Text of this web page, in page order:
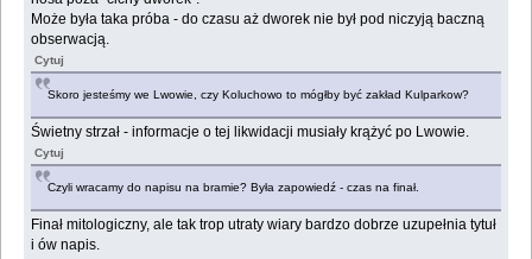
Może była taka próba - do czasu aż dworek nie był pod niczyją baczną
obserwacją.
Cytuj
Skoro jesteśmy we Lwowie, czy Koluchowo to mógłby być zakład Kulparkow?
Świetny strzał - informacje o tej likwidacji musiały krążyć po Lwowie.
Cytuj
Czyli wracamy do napisu na bramie? Była zapowiedź - czas na finał.
Finał mitologiczny, ale tak trop utraty wiary bardzo dobrze uzupełnia tytuł
i ów napis.